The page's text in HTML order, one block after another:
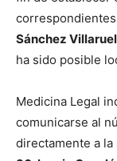
Sánchez Villaruel
ha sido posible
Medicina Legal
comunicarse al
directamente a la